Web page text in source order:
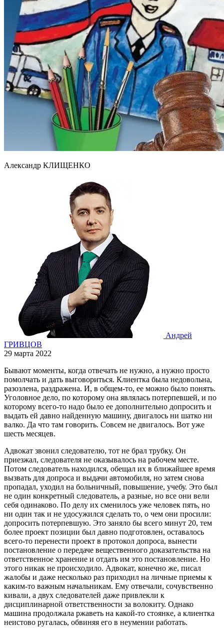
Александр КЛИЩЕНКО
Андрей
ГРИВЦОВ
29 марта 2022
Бывают моменты, когда отвечать не нужно, а нужно просто
помолчать и дать выговориться. Клиентка была недовольна,
разозлена, раздражена. И, в общем-то, ее можно было понять.
Уголовное дело, по которому она являлась потерпевшей, и по
которому всего-то надо было ее дополнительно допросить и
выдать ей давно найденную машину, двигалось ни шатко ни
валко. Да что там говорить. Совсем не двигалось. Вот уже
шесть месяцев.
Адвокат звонил следователю, тот не брал трубку. Он
приезжал, следователя не оказывалось на рабочем месте.
Потом следователь находился, обещал их в ближайшее время
вызвать для допроса и выдачи автомобиля, но затем снова
пропадал, уходил на больничный, повышение, учебу. Это был
не один конкретный следователь, а разные, но все они вели
себя одинаково. По делу их сменилось уже человек пять, но
ни один так и не удосужился сделать то, о чем они просили:
допросить потерпевшую. Это заняло бы всего минут 20, тем
более проект позиции был давно подготовлен, оставалось
всего-то перенести проект в протокол допроса, вынести
постановление о передаче вещественного доказательства на
ответственное хранение и отдать им это постановление. Но
этого никак не происходило. Адвокат, конечно же, писал
жалобы и даже несколько раз приходил на личные приемы к
каким-то важным начальникам. Ему отвечали, сочувственно
кивали, а двух следователей даже привлекли к
дисциплинарной ответственности за волокиту. Однако
машина продолжала ржаветь на какой-то стоянке, а клиентка
неистово ругалась, обвиняя его в неумении работать.